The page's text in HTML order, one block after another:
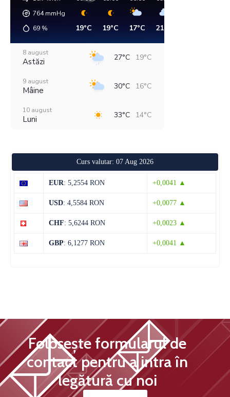
764mmHg
69 % 19°C 19°C 17°C 21°C
8 august
Astăzi 27°C 19°C
9 august
Mâine 30°C 16°C
10 august
Luni 33°C 14°C
30°C 22°C
Joi
14 august
Curs valutar: 07 Aug 2026
EUR: 5,2554 RON +0,0041 ▲
USD: 4,5584 RON +0,0077 ▲
CHF: 5,6244 RON +0,0023 ▲
GBP: 6,1277 RON +0,0041 ▲
Folosește formularul de
contact pentru a intra în
legătură cu noi